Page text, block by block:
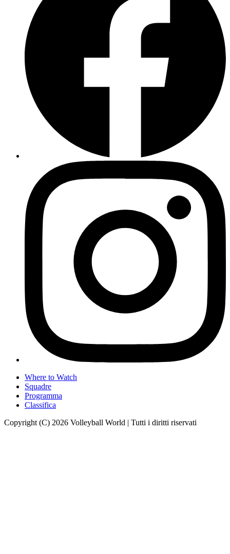
Where to Watch
Squadre
Programma
Classifica
Copyright (C) 2026 Volleyball World | Tutti i diritti riservati